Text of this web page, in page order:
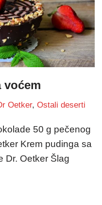
voćem
Oetker, Ostali deserti
50 g pečenog
Krem pudinga sa
Dr. Oetker Šlag